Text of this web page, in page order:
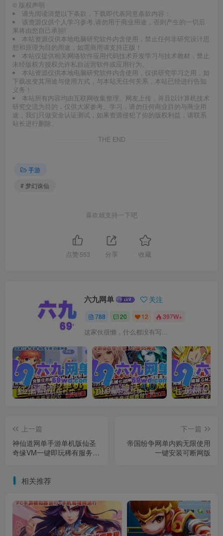
© 版权声明
请先阅读清楚以下条款，下载即代表同意条款内容：
该资源仅供个人学习参考,请勿用于商业用途，否则产生的一切后
果将由您自己承担!
本站资源仅供本地电脑研究软件内含使用，禁止任何非研究设计思
想和原理为目的用途，如需商用请支持正版！
本站仅提供相关网络软件应用代码技术开发学习与技术教材，禁止
未经版权方授权允许私自运营软件或应用行为。
本站资源仅供本地电脑研究软件内含使用，仅供研究学习之用，如
下载改变其用途与使用方式，与本站无任何关系，本站已经进行告知
义务！
本站所有内容均由互联网收集整理、网友上传，并且以计算机技术
研究交流为目的，仅供大家参考、学习，请勿任何商业目的与商业用
途，我们只做安全认证测试，如果资源侵犯了你的版权利益，请联系
站长进行删除。
THE END
手游
# 梦幻诛仙
喜欢就支持一下吧
点赞 553 分享 收藏
六九网单 关注
788 20 12 397W+
这家伙很懒，什么都没有写...
梦幻西游单机版红尘西游2微变独家打造龙魂抽奖令牌四象神兽 DNF地下城与勇士单机版110级神话版4.0全主线任务龙之庭院机械七战神实验室
上一篇
神仙道网单手游单机版仙圣
奇缘VM一键即玩稀有服务端
下一篇
帝国纷争网单内购无限使用
一键安装可断网版
相关推荐